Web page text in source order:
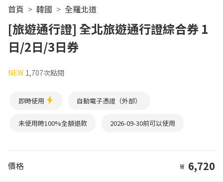
首頁 韓國 全羅北道
[旅遊通行證] 全北旅遊通行證綜合券 1
日/2日/3日券
NEW 1,707次點閱
即時使用 自動電子憑證（外部）
未使用時100%全額退款 2026-09-30前可以使用
價格 ₩ 6,720